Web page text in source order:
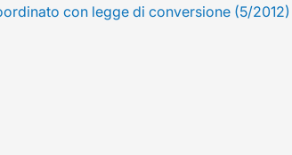
con legge di conversione (5/2012)